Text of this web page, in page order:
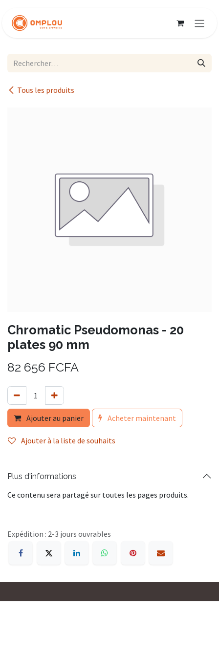
Tous les produits
Chromatic Pseudomonas - 20
plates 90 mm
82 656 FCFA
Ajouter au panier Acheter maintenant
Ajouter à la liste de souhaits
Plus d'informations
Ce contenu sera partagé sur toutes les pages produits.
Expédition : 2-3 jours ouvrables